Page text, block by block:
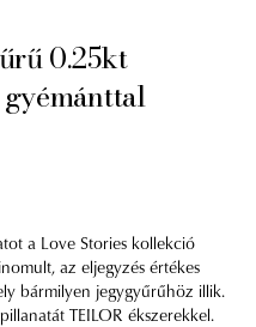
0.25kt
a Love Stories kollekció
az eljegyzés értékes
bármilyen jegygyűrűhöz illik.
TEILOR ékszerekkel.